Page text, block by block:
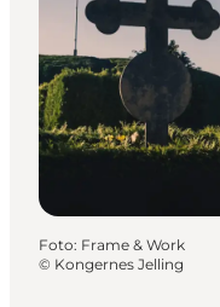
Oplevelser
Overnatning
Planlæg
Foto: Frame & Work
© Kongernes Jelling